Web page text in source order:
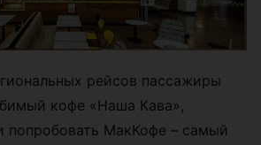
рейсов пассажиры
кофе «Наша Кава»,
попробовать МакКофе – самый